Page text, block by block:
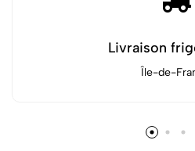
Livraison
Île-de-